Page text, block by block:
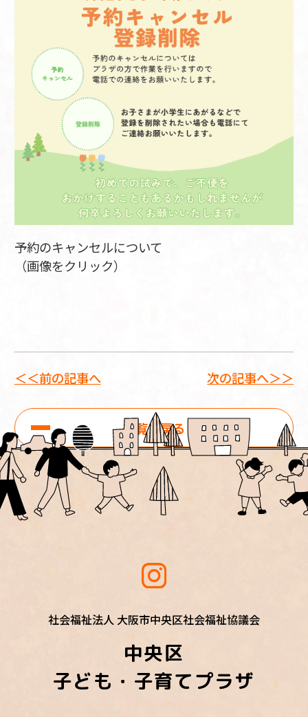
予約のキャンセルについて
（画像をクリック）
＜＜前の記事へ
一覧に戻る
次の記事へ＞＞
社会福祉法人 大阪市中央区社会福祉協議会
中央区
子ども・子育てプラザ